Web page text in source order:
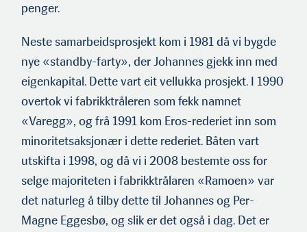
penger.
Neste samarbeidsprosjekt kom i 1981 då vi bygde
nye «standby-farty», der Johannes gjekk inn med
eigenkapital. Dette vart eit vellukka prosjekt. I 1990
overtok vi fabrikktråleren som fekk namnet
«Varegg», og frå 1991 kom Eros-rederiet inn som
minoritet­saksjonær i dette rederiet. Båten vart
utskifta i 1998, og då vi i 2008 bestemte oss for
selge majoriteten i fabrikktrålaren «Ramoen» var
det naturleg å tilby dette til Johannes og Per-
Magne Eggesbø, og slik er det også i dag. Det er